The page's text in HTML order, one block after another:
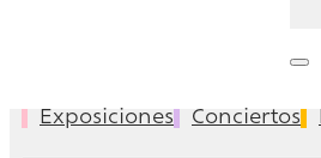
Exposiciones Conciertos